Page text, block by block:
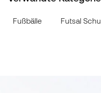
Fußbälle Futsal